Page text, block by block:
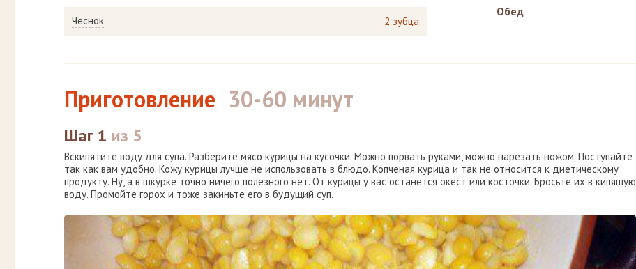
Чеснок 2 зубца
Обед
Приготовление 30-60 минут
Шаг 1 из 5
Вскипятите воду для супа. Разберите мясо курицы на кусочки. Можно порвать руками, можно нарезать ножом. Поступайте
так как вам удобно. Кожу курицы лучше не использовать в блюдо. Копченая курица и так не относится к диетическому
продукту. Ну, а в шкурке точно ничего полезного нет. От курицы у вас останется окест или косточки. Бросьте их в кипящую
воду. Промойте горох и тоже закиньте его в будущий суп.